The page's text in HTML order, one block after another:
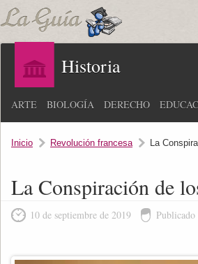
Historia
ARTE BIOLOGÍA DERECHO
Inicio Revolución francesa La
La Conspiración de
10 de septiembre de 2019